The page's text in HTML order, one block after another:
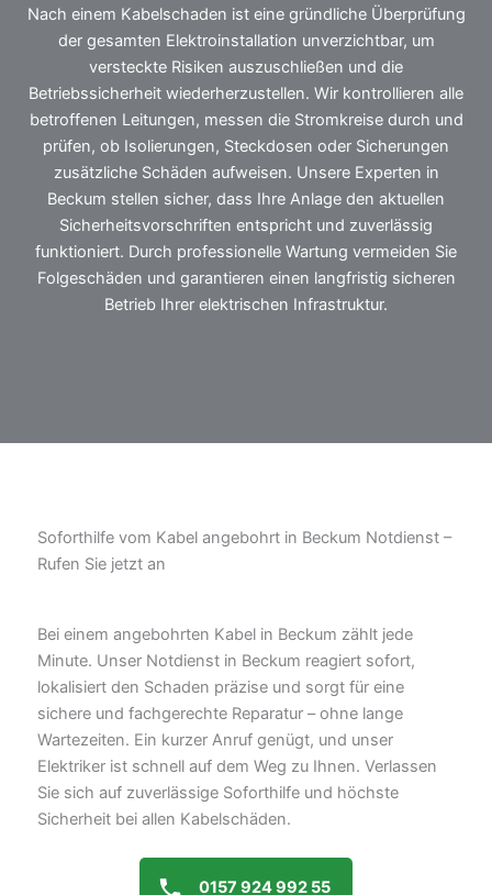
Nach einem Kabelschaden ist eine gründliche Überprüfung
der gesamten Elektroinstallation unverzichtbar, um
versteckte Risiken auszuschließen und die
Betriebssicherheit wiederherzustellen. Wir kontrollieren alle
betroffenen Leitungen, messen die Stromkreise durch und
prüfen, ob Isolierungen, Steckdosen oder Sicherungen
zusätzliche Schäden aufweisen. Unsere Experten in
Beckum stellen sicher, dass Ihre Anlage den aktuellen
Sicherheitsvorschriften entspricht und zuverlässig
funktioniert. Durch professionelle Wartung vermeiden Sie
Folgeschäden und garantieren einen langfristig sicheren
Betrieb Ihrer elektrischen Infrastruktur.
Soforthilfe vom Kabel angebohrt in Beckum Notdienst –
Rufen Sie jetzt an
Bei einem angebohrten Kabel in Beckum zählt jede
Minute. Unser Notdienst in Beckum reagiert sofort,
lokalisiert den Schaden präzise und sorgt für eine
sichere und fachgerechte Reparatur – ohne lange
Wartezeiten. Ein kurzer Anruf genügt, und unser
Elektriker ist schnell auf dem Weg zu Ihnen. Verlassen
Sie sich auf zuverlässige Soforthilfe und höchste
Sicherheit bei allen Kabelschäden.
0157 924 992 55